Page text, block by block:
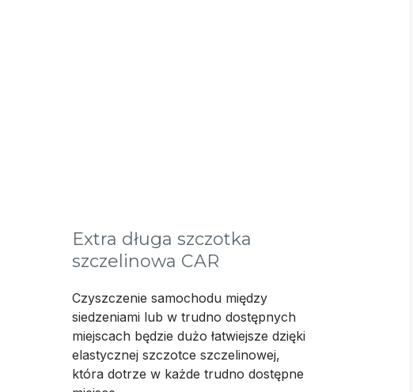
Extra długa szczotka
szczelinowa CAR
Czyszczenie samochodu między
siedzeniami lub w trudno dostępnych
miejscach będzie dużo łatwiejsze dzięki
elastycznej szczotce szczelinowej,
która dotrze w każde trudno dostępne